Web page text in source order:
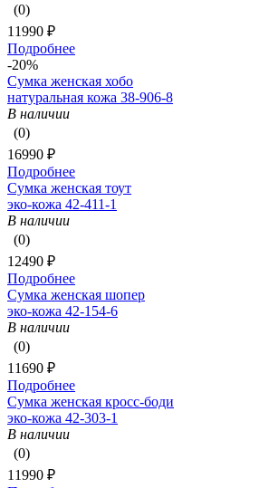
(0)
11990 ₽
Подробнее
-20%
Сумка женская хобо
натуральная кожа 38-906-8
В наличии
(0)
16990 ₽
Подробнее
Сумка женская тоут
эко-кожа 42-411-1
В наличии
(0)
12490 ₽
Подробнее
Сумка женская шопер
эко-кожа 42-154-6
В наличии
(0)
11690 ₽
Подробнее
Сумка женская кросс-боди
эко-кожа 42-303-1
В наличии
(0)
11990 ₽